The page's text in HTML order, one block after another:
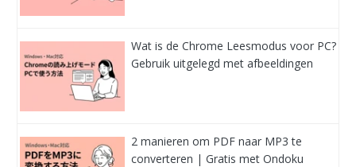
Wat is de Chrome Leesmodus voor PC?
Gebruik uitgelegd met afbeeldingen
2 manieren om PDF naar MP3 te
converteren | Gratis met Ondoku